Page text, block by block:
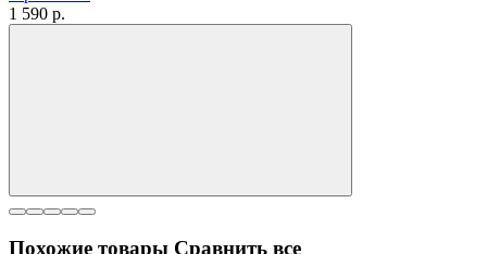
1 590 p.
Похожие товары Сравнить все